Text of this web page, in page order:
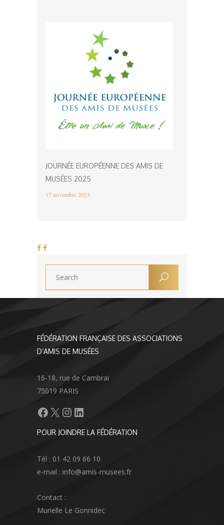
JOURNÉE EUROPÉENNE DES AMIS DE
MUSÉES 2025
17 novembre 2025
FÉDÉRATION FRANÇAISE DES ASSOCIATIONS
D’AMIS DE MUSÉES
16-18, rue de Cambrai
75019 PARIS
Facebook
X Instagram
LinkedIn
POUR JOINDRE LA FÉDÉRATION
Tél : 01 42 09 66 10
e-mail : info@amis-musees.fr
Contact :
Murielle Le Gonnidec